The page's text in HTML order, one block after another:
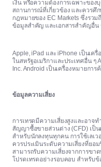
เงิน หรือความต้องการเฉพาะขอ
สถานการณ์ที่เกี่ยวข้อง และควรศึ
กฎหมายของ EC Markets ซึ่งรวม
ข้อมูลสำคัญ และเอกสารสำคัญอื่น
Apple, iPad และ iPhone เป็นเค
ในสหรัฐอเมริกาและประเทศอื่น ๆ
Inc. Android เป็นเครื่องหมายการ
ข้อมูลความเสี่ยง
การเทรดมีความเสี่ยงสูงและอาจ
สัญญาซื้อขายส่วนต่าง (CFD) เป็
สำหรับนักลงทุนทุกคน การใช้เลเว
ควรประเมินระดับความเสี่ยงที่ยอ
สามารถรับความเสี่ยงจากการขา
โปรดเทรดอย่างรอบคอบ สำหรับ